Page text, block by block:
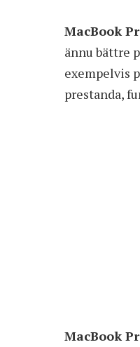
MacBook
ännu bättre
exempelvis
prestanda,
MacBook